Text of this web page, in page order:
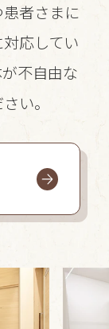
者さまに
応してい
不自由な
い。